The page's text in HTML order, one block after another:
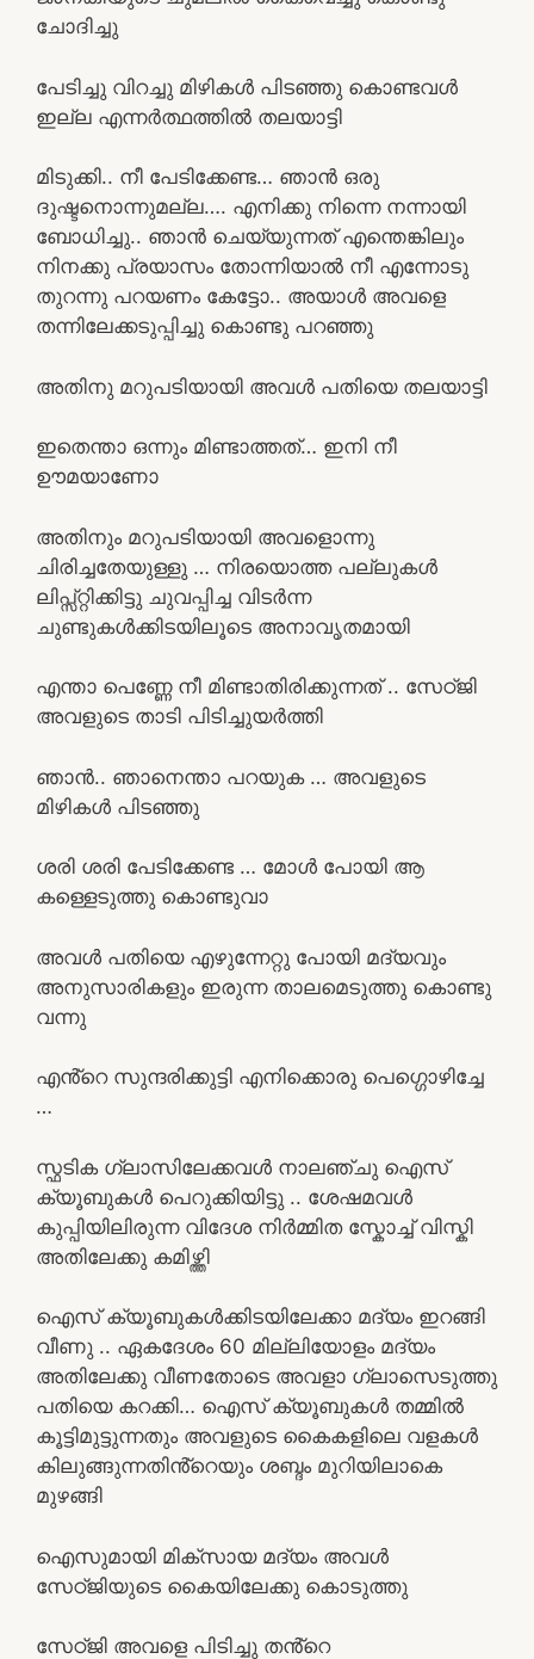
ചോദിച്ചു
പേടിച്ചു വിറച്ചു മിഴികൾ പിടഞ്ഞു കൊണ്ടവൾ
ഇല്ല എന്നർത്ഥത്തിൽ തലയാട്ടി
മിടുക്കി.. നീ പേടിക്കേണ്ട… ഞാൻ ഒരു
ദുഷ്ടനൊന്നുമല്ല…. എനിക്കു നിന്നെ നന്നായി
ബോധിച്ചു.. ഞാൻ ചെയ്യുന്നത് എന്തെങ്കിലും
നിനക്കു പ്രയാസം തോന്നിയാൽ നീ എന്നോടു
തുറന്നു പറയണം കേട്ടോ.. അയാൾ അവളെ
തന്നിലേക്കടുപ്പിച്ചു കൊണ്ടു പറഞ്ഞു
അതിനു മറുപടിയായി അവൾ പതിയെ തലയാട്ടി
ഇതെന്താ ഒന്നും മിണ്ടാത്തത്… ഇനി നീ
ഊമയാണോ
അതിനും മറുപടിയായി അവളൊന്നു
ചിരിച്ചതേയുള്ളു … നിരയൊത്ത പല്ലുകൾ
ലിപ്സ്റ്റിക്കിട്ടു ചുവപ്പിച്ച വിടർന്ന
ചുണ്ടുകൾക്കിടയിലൂടെ അനാവൃതമായി
എന്താ പെണ്ണേ നീ മിണ്ടാതിരിക്കുന്നത് .. സേഠ്ജി
അവളുടെ താടി പിടിച്ചുയർത്തി
ഞാൻ.. ഞാനെന്താ പറയുക … അവളുടെ
മിഴികൾ പിടഞ്ഞു
ശരി ശരി പേടിക്കേണ്ട … മോൾ പോയി ആ
കള്ളെടുത്തു കൊണ്ടുവാ
അവൾ പതിയെ എഴുന്നേറ്റു പോയി മദ്യവും
അനുസാരികളും ഇരുന്ന താലമെടുത്തു കൊണ്ടു
വന്നു
എൻ്റെ സുന്ദരിക്കുട്ടി എനിക്കൊരു പെഗ്ഗൊഴിച്ചേ
…
സ്ഫടിക ഗ്ലാസിലേക്കവൾ നാലഞ്ചു ഐസ്
ക്യൂബുകൾ പെറുക്കിയിട്ടു .. ശേഷമവൾ
കുപ്പിയിലിരുന്ന വിദേശ നിർമ്മിത സ്കോച്ച് വിസ്കി
അതിലേക്കു കമിഴ്ത്തി
ഐസ് ക്യൂബുകൾക്കിടയിലേക്കാ മദ്യം ഇറങ്ങി
വീണു .. ഏകദേശം 60 മില്ലിയോളം മദ്യം
അതിലേക്കു വീണതോടെ അവളാ ഗ്ലാസെടുത്തു
പതിയെ കറക്കി… ഐസ് ക്യൂബുകൾ തമ്മിൽ
കൂട്ടിമുട്ടുന്നതും അവളുടെ കൈകളിലെ വളകൾ
കിലുങ്ങുന്നതിൻ്റെയും ശബ്ദം മുറിയിലാകെ
മുഴങ്ങി
ഐസുമായി മിക്സായ മദ്യം അവൾ
സേഠ്ജിയുടെ കൈയിലേക്കു കൊടുത്തു
സേഠ്ജി അവളെ പിടിച്ചു തൻ്റെ